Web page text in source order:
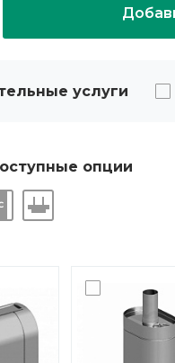
услуги
опции